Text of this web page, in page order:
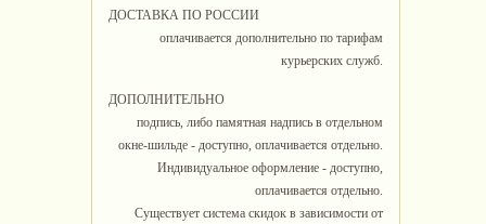
ДОСТАВКА ПО РОССИИ
оплачивается дополнительно по тарифам
курьерских служб.
ДОПОЛНИТЕЛЬНО
подпись, либо памятная надпись в отдельном
окне-шильде - доступно, оплачивается отдельно.
Индивидуальное оформление - доступно,
оплачивается отдельно.
Существует система скидок в зависимости от